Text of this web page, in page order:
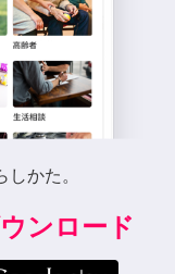
かた。
ンロード